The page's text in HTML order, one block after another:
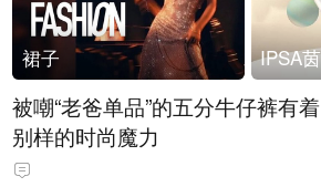
裙子
被嘲“老爸单品”的五分牛仔裤有着
别样的时尚魔力